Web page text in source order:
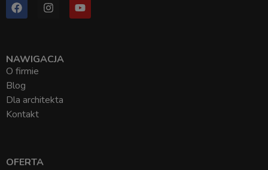
NAWIGACJA
O firmie
Blog
Dla architekta
Kontakt
OFERTA